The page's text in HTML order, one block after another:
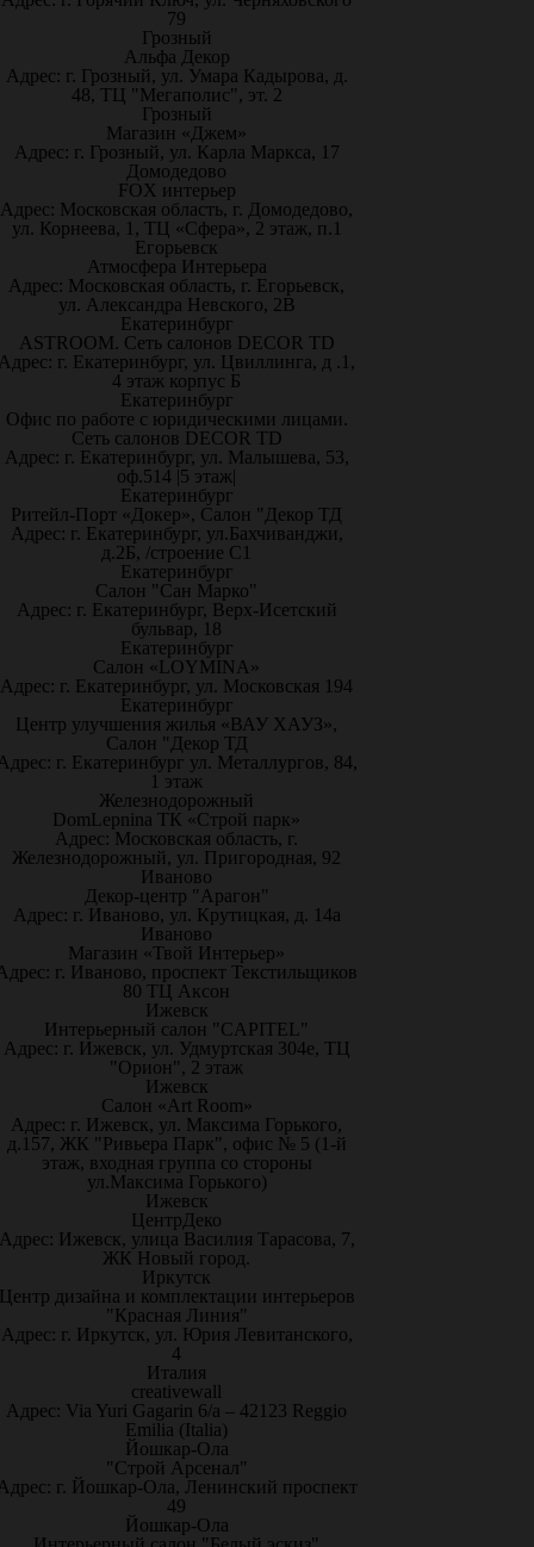
79
Грозный
Альфа Декор
Адрес: г. Грозный, ул. Умара Кадырова, д.
48, ТЦ "Мегаполис", эт. 2
Грозный
Магазин «Джем»
Адрес: г. Грозный, ул. Карла Маркса, 17
Домодедово
FOX интерьер
Адрес: Московская область, г. Домодедово,
ул. Корнеева, 1, ТЦ «Сфера», 2 этаж, п.1
Егорьевск
Атмосфера Интерьера
Адрес: Московская область, г. Егорьевск,
ул. Александра Невского, 2В
Екатеринбург
ASTROOM. Сеть салонов DECOR TD
г. Екатеринбург, ул. Цвиллинга, д .1,
4 этаж корпус Б
Екатеринбург
Офис по работе с юридическими лицами.
Сеть салонов DECOR TD
Адрес: г. Екатеринбург, ул. Малышева, 53,
оф.514 |5 этаж|
Екатеринбург
Ритейл-Порт «Докер», Салон "Декор ТД
Адрес: г. Екатеринбург, ул.Бахчиванджи,
д.2Б, /строение С1
Екатеринбург
Салон "Сан Марко"
Адрес: г. Екатеринбург, Верх-Исетский
бульвар, 18
Екатеринбург
Салон «LOYMINA»
Адрес: г. Екатеринбург, ул. Московская 194
Екатеринбург
Центр улучшения жилья «ВАУ ХАУЗ»,
Салон "Декор ТД
г. Екатеринбург ул. Металлургов, 84,
1 этаж
Железнодорожный
DomLepnina ТК «Строй парк»
Адрес: Московская область, г.
Железнодорожный, ул. Пригородная, 92
Иваново
Декор-центр "Арагон"
Адрес: г. Иваново, ул. Крутицкая, д. 14а
Иваново
Магазин «Твой Интерьер»
г. Иваново, проспект Текстильщиков
80 ТЦ Аксон
Ижевск
Интерьерный салон "CAPITEL"
Адрес: г. Ижевск, ул. Удмуртская 304е, ТЦ
"Орион", 2 этаж
Ижевск
Салон «Art Room»
Адрес: г. Ижевск, ул. Максима Горького,
д.157, ЖК "Ривьера Парк", офис № 5 (1-й
этаж, входная группа со стороны
ул.Максима Горького)
Ижевск
ЦентрДеко
Ижевск, улица Василия Тарасова, 7,
ЖК Новый город.
Иркутск
дизайна и комплектации интерьеров
"Красная Линия"
Адрес: г. Иркутск, ул. Юрия Левитанского,
4
Италия
creativewall
Адрес: Via Yuri Gagarin 6/a – 42123 Reggio
Emilia (Italia)
Йошкар-Ола
"Строй Арсенал"
г. Йошкар-Ола, Ленинский проспект
49
Йошкар-Ола